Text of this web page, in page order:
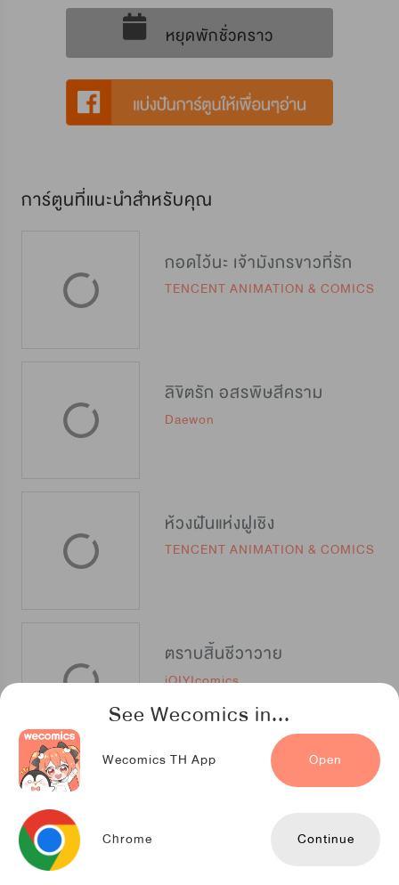
See Wecomics in...
Wecomics TH App Open
Chrome Continue
หยุดพักชั่วคราว
การ์ตูนที่แนะนำสำหรับคุณ
กอดไว้นะ เจ้ามังกรขาวที่รัก
TENCENT ANIMATION & COMICS
ลิขิตรัก อสรพิษสีคราม
Daewon
ห้วงฝันแห่งฝูเชิง
TENCENT ANIMATION & COMICS
ตราบสิ้นชีวาวาย
iQIYIcomics